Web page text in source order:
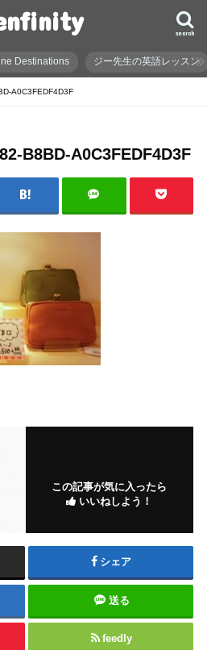
search
Destinations ジー先生の英語レッスン
A0C3FEDF4D3F
B8BD-A0C3FEDF4D3F
この記事が気に入ったら
いいねしよう！
シェア
送る
feedly